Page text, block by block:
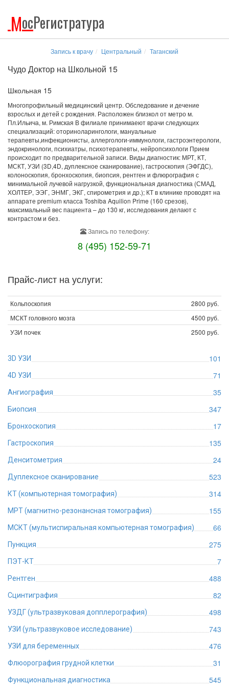
МосРегистратура
Запись к врачу Центральный Таганский
Чудо Доктор на Школьной 15
Школьная 15
Многопрофильный медицинский центр. Обследование и дечение
взрослых и детей с рождения. Расположен близкол от метро м.
Пл.Ильича, м. Римская В филиале принимаеют врачи следующих
специализаций: оториноларингологи, мануальные
терапевты,инфекционисты, аллергологи-иммунологи, гастроэнтерологи,
эндокринологи, психиатры, психотерапевты, нейропсихологи Прием
происходит по предварительной записи. Виды диагностик: МРТ, КТ,
МСКТ, УЗИ (3D,4D, дуплексное сканирование), гастроскопия (ЭФГДС),
колоноскопия, бронхоскопия, биопсия, рентген и флюрография с
минимальной лучевой нагрузкой, функциональная диагностика (СМАД,
ХОЛТЕР, ЭЭГ, ЭНМГ, ЭКГ, спирометрия и др.); КТ в клинике проводят на
аппарате premium класса Toshiba Aquilion Prime (160 срезов),
максимальный вес пациента – до 130 кг, исследования делают с
контрастом и без.
Запись по телефону:
8 (495) 152-59-71
Прайс-лист на услуги:
Кольпоскопия
2800 руб.
МСКТ головного мозга
4500 руб.
УЗИ почек
2500 руб.
3D УЗИ 101
4D УЗИ 71
Ангиография 35
Биопсия 347
Бронхоскопия 17
Гастроскопия 135
Денситометрия 24
Дуплексное сканирование 523
КТ (компьютерная томография) 314
МРТ (магнитно-резонансная томография) 155
МСКТ (мультиспиральная компьютерная томография) 66
Пункция 275
ПЭТ-КТ 7
Рентген 488
Сцинтиграфия 82
УЗДГ (ультразвуковая допплерография) 498
УЗИ (ультразвуковое исследование) 743
УЗИ для беременных 476
Флюорография грудной клетки 31
Функциональная диагностика 545